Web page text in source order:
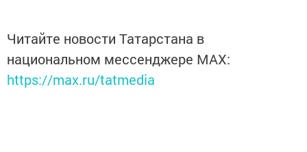
Читайте новости Татарстана в
национальном мессенджере MАХ:
https://max.ru/tatmedia